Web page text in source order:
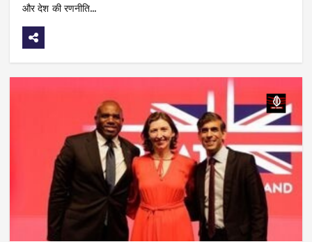
और देश की रणनीति…